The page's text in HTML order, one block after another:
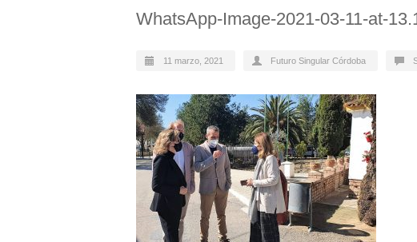
WhatsApp-Image-2021-03-11-at-
11 marzo, 2021 Futuro Singular Córdoba